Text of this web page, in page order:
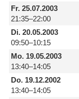
Fr.25.07.2003
21:35–22:00
Di.20.05.2003
09:50–10:15
Mo.19.05.2003
13:40–14:05
Do.19.12.2002
13:40–14:05